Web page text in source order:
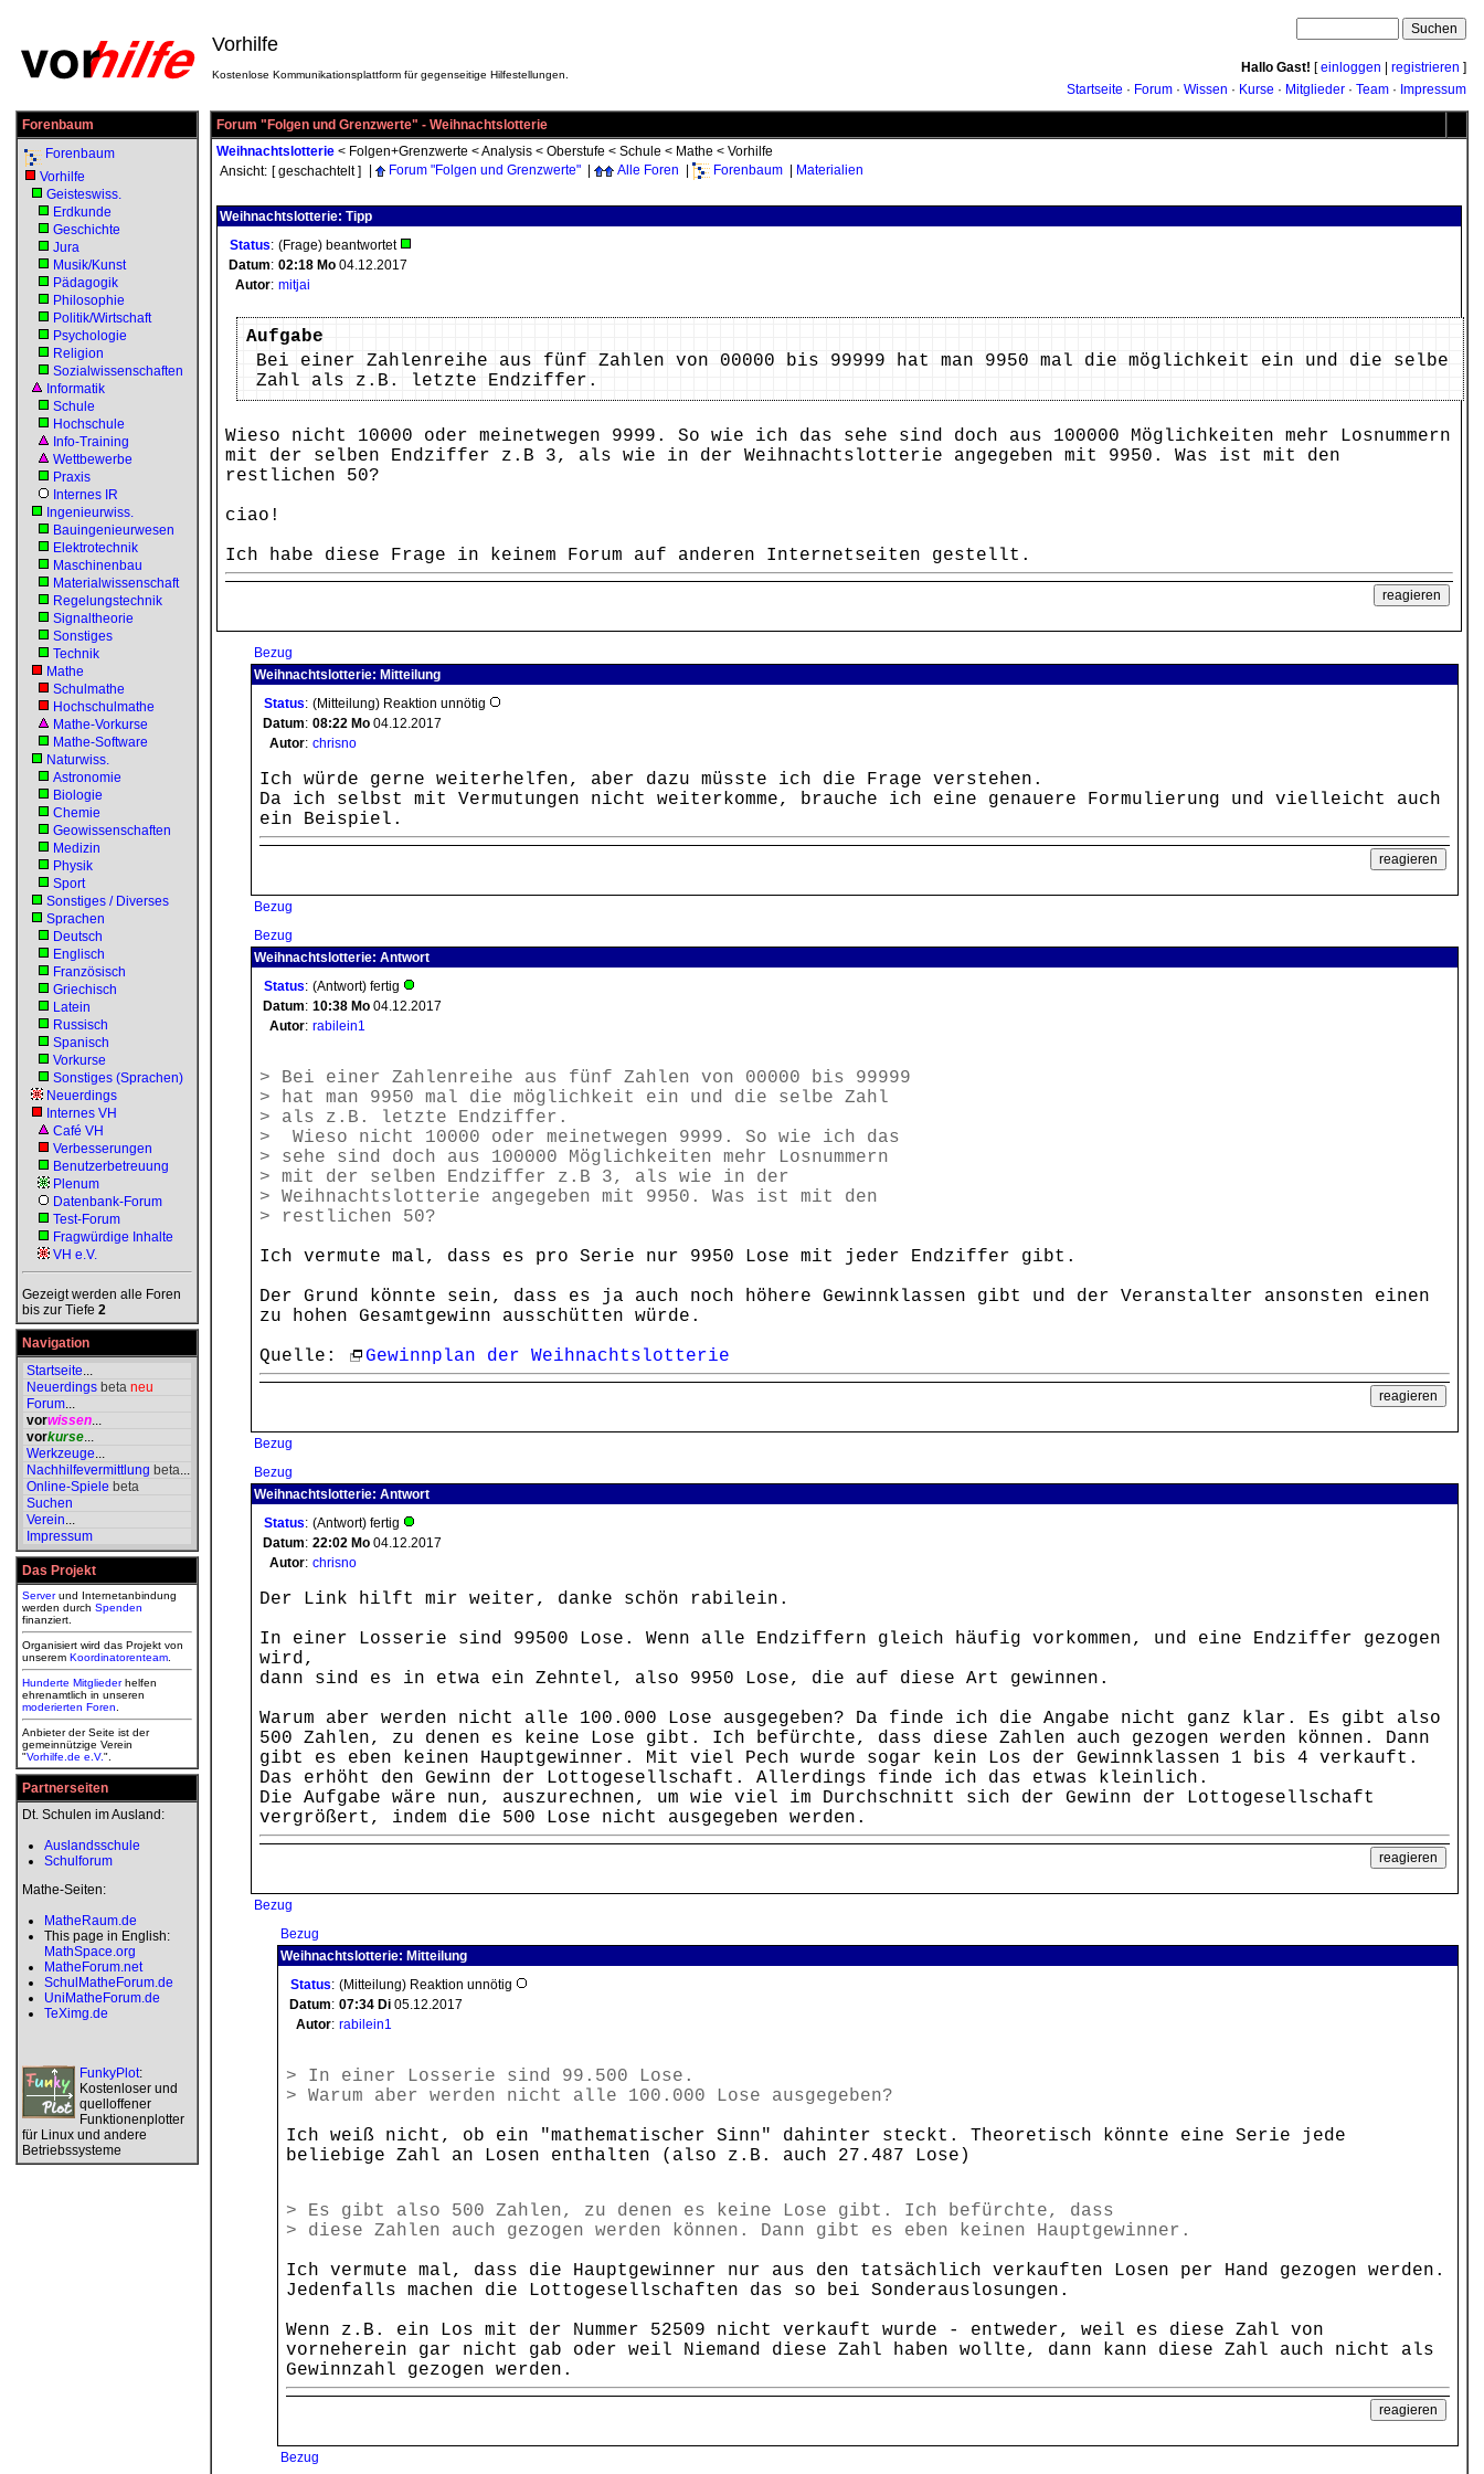
Vorhilfe
Kostenlose Kommunikationsplattform für gegenseitige Hilfestellungen. Hallo Gast! [einloggen registrieren ]
Startseite · Forum · Wissen · Kurse · Mitglieder · Team · Impressum
Forenbaum
Forenbaum
Vorhilfe
Geisteswiss.
Erdkunde
Geschichte
Jura
Musik/Kunst
Pädagogik
Philosophie
Politik/Wirtschaft
Psychologie
Religion
Sozialwissenschaften
Informatik
Schule
Hochschule
Info-Training
Wettbewerbe
Praxis
Internes IR
Ingenieurwiss.
Bauingenieurwesen
Elektrotechnik
Maschinenbau
Materialwissenschaft
Regelungstechnik
Signaltheorie
Sonstiges
Technik
Mathe
Schulmathe
Hochschulmathe
Mathe-Vorkurse
Mathe-Software
Naturwiss.
Astronomie
Biologie
Chemie
Geowissenschaften
Medizin
Physik
Sport
Sonstiges / Diverses
Sprachen
Deutsch
Englisch
Französisch
Griechisch
Latein
Russisch
Spanisch
Vorkurse
Sonstiges (Sprachen)
Neuerdings
Internes VH
Café VH
Verbesserungen
Benutzerbetreuung
Plenum
Datenbank-Forum
Test-Forum
Fragwürdige Inhalte
VH e.V.
Gezeigt werden alle Foren
bis zur Tiefe 2
Navigation
Startseite...
Neuerdings beta neu
Forum...
vorwissen...
vorkurse...
Werkzeuge...
Nachhilfevermittlung beta...
Online-Spiele beta
Suchen
Verein...
Impressum
Das Projekt
Serverund Internetanbindung
werden durch Spenden
finanziert.
Organisiert wird das Projekt von
unserem Koordinatorenteam
Hunderte Mitgliederhelfen
ehrenamtlich in unseren
moderierten Foren
Anbieter der Seite ist der
gemeinnützige Verein
"Vorhilfe.de e.V.".
Partnerseiten
Dt. Schulen im Ausland:
Auslandsschule
Schulforum
Mathe-Seiten:
MatheRaum.de
This page in English:
MathSpace.org
MatheForum.net
SchulMatheForum.de
UniMatheForum.de
TeXimg.de
FunkyPlot:
Kostenloser und
quelloffener
Funktionenplotter
für Linux und andere
Betriebssysteme
Forum "Folgen und Grenzwerte" - Weihnachtslotterie
Weihnachtslotterie < Folgen+Grenzwerte <Analysis < Oberstufe < Schule < Mathe < Vorhilfe
Ansicht: [ geschachtelt ] Forum "Folgen und Grenzwerte" Alle Foren Forenbaum Materialien
Weihnachtslotterie: Tipp
Status: (Frage) beantwortet
Datum: 02:18 Mo 04.12.2017
Autor: mitjai
Aufgabe
Bei einer Zahlenreihe aus fünf Zahlen von 00000 bis 99999 hat man 9950 mal die möglichkeit ein und die selbe
Zahl als z.B. letzte Endziffer.
Wieso nicht 10000 oder meinetwegen 9999. So wie ich das sehe sind doch aus 100000 Möglichkeiten mehr Losnummern
mit der selben Endziffer z.B 3, als wie in der Weihnachtslotterie angegeben mit 9950. Was ist mit den
restlichen 50?
ciao!
Ich habe diese Frage in keinem Forum auf anderen Internetseiten gestellt.
Bezug
Weihnachtslotterie: Mitteilung
Status: (Mitteilung) Reaktion unnötig
Datum: 08:22 Mo 04.12.2017
Autor: chrisno
Ich würde gerne weiterhelfen, aber dazu müsste ich die Frage verstehen.
Da ich selbst mit Vermutungen nicht weiterkomme, brauche ich eine genauere Formulierung und vielleicht auch
ein Beispiel.
Bezug
Bezug
Weihnachtslotterie: Antwort
Status: (Antwort) fertig
Datum: 10:38 Mo 04.12.2017
Autor: rabilein1
> Bei einer Zahlenreihe aus fünf Zahlen von 00000 bis 99999
> hat man 9950 mal die möglichkeit ein und die selbe Zahl
> als z.B. letzte Endziffer.
> Wieso nicht 10000 oder meinetwegen 9999. So wie ich das
> sehe sind doch aus 100000 Möglichkeiten mehr Losnummern
> mit der selben Endziffer z.B 3, als wie in der
> Weihnachtslotterie angegeben mit 9950. Was ist mit den
> restlichen 50?
Ich vermute mal, dass es pro Serie nur 9950 Lose mit jeder Endziffer gibt.
Der Grund könnte sein, dass es ja auch noch höhere Gewinnklassen gibt und der Veranstalter ansonsten einen
zu hohen Gesamtgewinn ausschütten würde.
Quelle:
Gewinnplan der Weihnachtslotterie
Bezug
Bezug
Weihnachtslotterie: Antwort
Status: (Antwort) fertig
Datum: 22:02 Mo 04.12.2017
Autor: chrisno
Der Link hilft mir weiter, danke schön rabilein.
In einer Losserie sind 99500 Lose. Wenn alle Endziffern gleich häufig vorkommen, und eine Endziffer gezogen
wird,
dann sind es in etwa ein Zehntel, also 9950 Lose, die auf diese Art gewinnen.
Warum aber werden nicht alle 100.000 Lose ausgegeben? Da finde ich die Angabe nicht ganz klar. Es gibt also
500 Zahlen, zu denen es keine Lose gibt. Ich befürchte, dass diese Zahlen auch gezogen werden können. Dann
gibt es eben keinen Hauptgewinner. Mit viel Pech wurde sogar kein Los der Gewinnklassen 1 bis 4 verkauft.
Das erhöht den Gewinn der Lottogesellschaft. Allerdings finde ich das etwas kleinlich.
Die Aufgabe wäre nun, auszurechnen, um wie viel im Durchschnitt sich der Gewinn der Lottogesellschaft
vergrößert, indem die 500 Lose nicht ausgegeben werden.
Bezug
Bezug
Weihnachtslotterie: Mitteilung
Status: (Mitteilung) Reaktion unnötig
Datum: 07:34 Di 05.12.2017
Autor: rabilein1
> In einer Losserie sind 99.500 Lose.
> Warum aber werden nicht alle 100.000 Lose ausgegeben?
Ich weiß nicht, ob ein "mathematischer Sinn" dahinter steckt. Theoretisch könnte eine Serie jede
beliebige Zahl an Losen enthalten (also z.B. auch 27.487 Lose)
> Es gibt also 500 Zahlen, zu denen es keine Lose gibt. Ich befürchte, dass
> diese Zahlen auch gezogen werden können. Dann gibt es eben keinen Hauptgewinner.
Ich vermute mal, dass die Hauptgewinner nur aus den tatsächlich verkauften Losen per Hand gezogen werden.
Jedenfalls machen die Lottogesellschaften das so bei Sonderauslosungen.
Wenn z.B. ein Los mit der Nummer 52509 nicht verkauft wurde - entweder, weil es diese Zahl von
vorneherein gar nicht gab oder weil Niemand diese Zahl haben wollte, dann kann diese Zahl auch nicht als
Gewinnzahl gezogen werden.
Bezug